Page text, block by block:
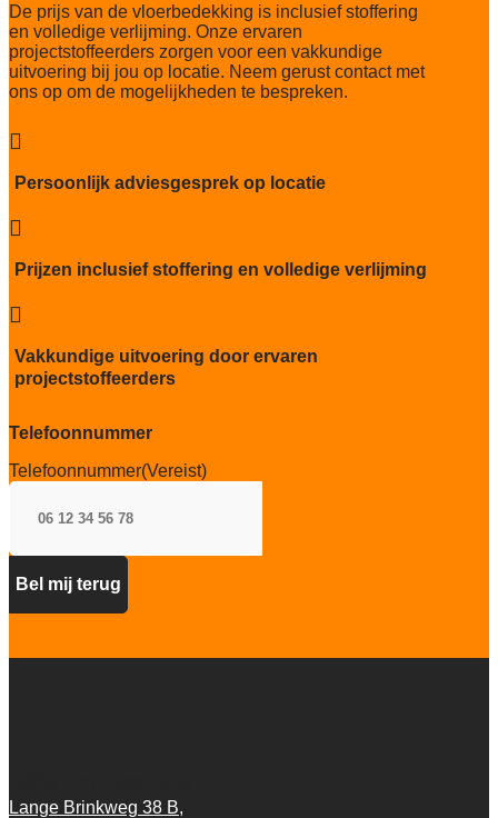
33 LC1 rolstoel A
Thermische weerstand
0,0804 m2K/W
Brandwerend
Bfl-S1
Project gebruik
sterk
De prijs van de vloerbedekking is inclusief stoffering
en volledige verlijming. Onze ervaren
projectstoffeerders zorgen voor een vakkundige
uitvoering bij jou op locatie. Neem gerust contact met
ons op om de mogelijkheden te bespreken.

Persoonlijk adviesgesprek op locatie

Prijzen inclusief stoffering en volledige verlijming

Vakkundige uitvoering door ervaren
projectstoffeerders
Telefoonnummer
Telefoonnummer(Vereist)
Lange Brinkweg 38 B,